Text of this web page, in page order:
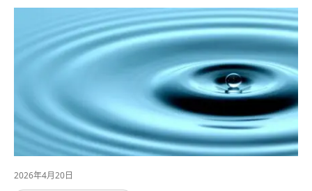
2026年4月20日